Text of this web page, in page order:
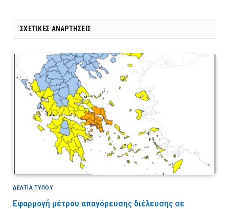
ΣΧΕΤΙΚΈΣ ΑΝΑΡΤΉΣΕΙΣ
ΔΕΛΤΙΑ ΤΥΠΟΥ
Εφαρμογή μέτρου απαγόρευσης διέλευσης σε